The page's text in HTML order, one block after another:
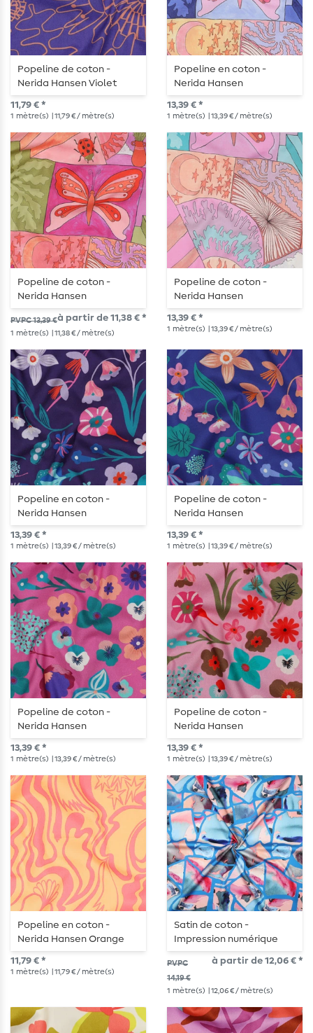
Popeline de coton -
Nerida Hansen Violet
11,79 € *
1 mètre(s) | 11,79 € / mètre(s)
Popeline en coton -
Nerida Hansen
impression numérique
Créatures Bleu
13,39 € *
1 mètre(s) | 13,39 € / mètre(s)
Popeline de coton -
Nerida Hansen
impression numérique
Creatures Pink
PVPC 13,39 €à partir de 11,38 € *
1 mètre(s) | 11,38 € / mètre(s)
Popeline de coton -
Nerida Hansen
impression numérique
Creatures Mint
13,39 € *
1 mètre(s) | 13,39 € / mètre(s)
Popeline en coton -
Nerida Hansen
impression numérique
Meadow Flower bleu
13,39 € *
1 mètre(s) | 13,39 € / mètre(s)
Popeline de coton -
Nerida Hansen
impression numérique
Meadow Flower bleu lilas
13,39 € *
1 mètre(s) | 13,39 € / mètre(s)
Popeline de coton -
Nerida Hansen
impression numérique
Meadow Flower
13,39 € *
1 mètre(s) | 13,39 € / mètre(s)
Popeline de coton -
Nerida Hansen
impression numérique
Meadow Flower Rose
13,39 € *
1 mètre(s) | 13,39 € / mètre(s)
Popeline en coton -
Nerida Hansen Orange
11,79 € *
1 mètre(s) | 11,79 € / mètre(s)
Satin de coton -
Impression numérique
Nerida Hansen bleu
PVPC
14,19 €
à partir de 12,06 € *
1 mètre(s) | 12,06 € / mètre(s)